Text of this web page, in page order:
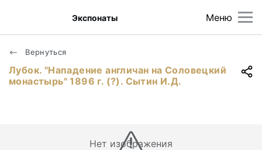
Меню
Экспонаты
Вернуться
Лубок. "Нападение англичан на Соловецкий
монастырь" 1896 г. (?). Сытин И.Д.
Нет изображения